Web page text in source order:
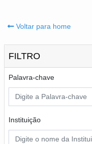
Voltar para home
FILTRO
Palavra-chave
Instituição